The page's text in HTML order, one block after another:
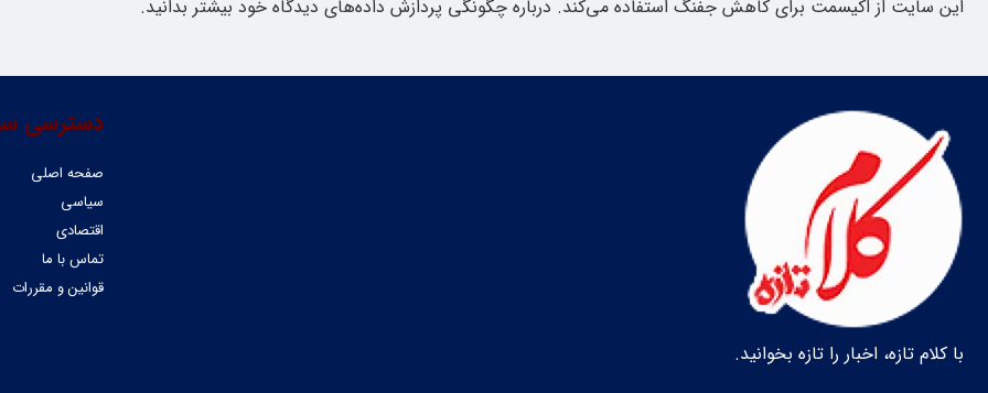
این سایت از اکیسمت برای کاهش جفنگ استفاده می‌کند. درباره چگونگی پردازش داده‌های دیدگاه خود بیشتر بدانید.
با کلام تازه، اخبار را تازه بخوانید.
دسترسی
صفحه اصلی
سیاسی
اقتصادی
تماس با ما
قوانین و مقررات